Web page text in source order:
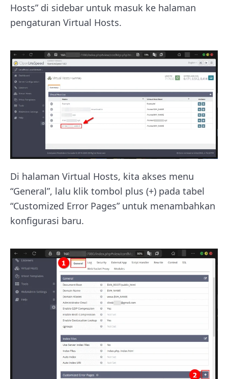
Hosts” di sidebar untuk masuk ke halaman
pengaturan Virtual Hosts.
Di halaman Virtual Hosts, kita akses menu
“General”, lalu klik tombol plus (+) pada tabel
“Customized Error Pages” untuk menambahkan
konfigurasi baru.